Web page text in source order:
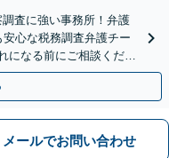
調査に強い事務所！弁護
心な税務調査弁護チー
になる前にご相談くださ
メールでお問い合わせ